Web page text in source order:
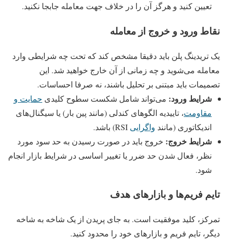
تعیین کنید و هرگز آن را در خلاف جهت معامله جابجا نکنید.
نقاط ورود و خروج از معامله
یک تریدینگ پلن باید دقیقا مشخص کند که تحت چه شرایطی وارد
معامله می‌شوید و چه زمانی از آن خارج خواهید شد. این
تصمیمات باید مبتنی بر تحلیل باشند، نه صرفا احساسات.
شرایط ورود: می‌تواند شامل شکست سطوح کلیدی حمایت و
مقاومت، تاییدیه الگوهای کندلی (مانند پین بار) یا سیگنال‌های
اندیکاتوری (مانند واگرایی
شرایط خروج: خروج باید در صورت رسیدن به حد سود مورد
نظر، فعال شدن حد ضرر یا تغییر اساسی در شرایط بازار انجام
شود.
تایم فریم‌ها و بازارهای هدف
تمرکز، کلید موفقیت است. به جای پریدن از یک شاخه به شاخه
دیگر، تایم فریم و بازارهای خود را محدود کنید.